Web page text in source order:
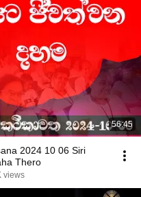
56:45
2024 10 06 Siri
Thero
views